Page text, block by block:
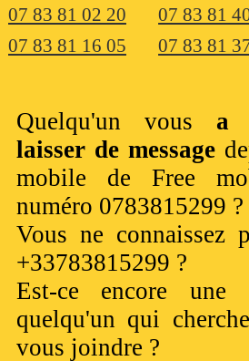
07 83 81 02 20
07 83 81
07 83 81 16 05
07 83 81
Quelqu'un vous a
laisser de message
mobile de Free
numéro 0783815299 ?
Vous ne connaissez
+33783815299 ?
Est-ce encore une
quelqu'un qui
vous joindre ?